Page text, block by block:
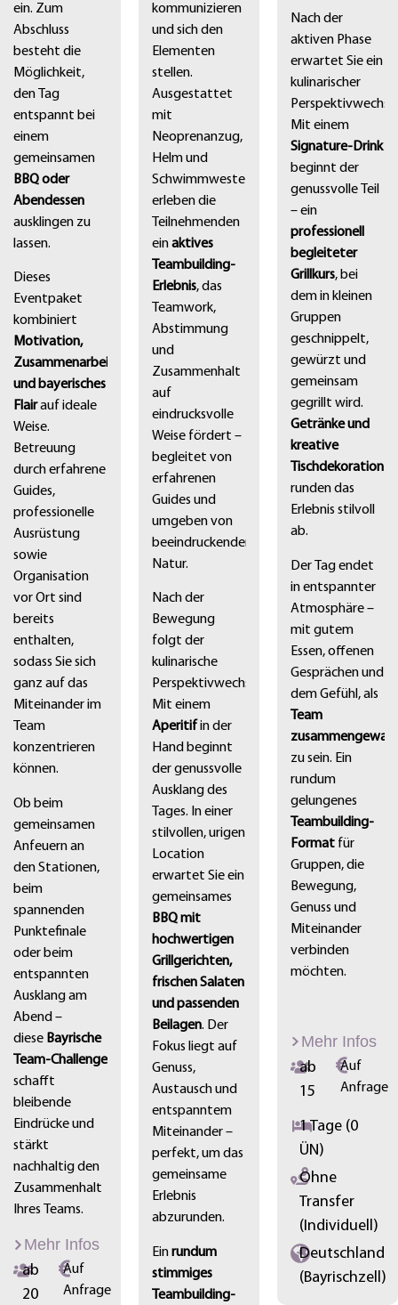
ein. Zum
Abschluss
besteht die
Möglichkeit,
den Tag
entspannt bei
einem
gemeinsamen
BBQ oder
Abendessen
ausklingen zu
lassen.
Dieses
Eventpaket
kombiniert
Motivation,
Zusammenarbeit
und bayerisches
Flairauf ideale
Weise.
Betreuung
durch erfahrene
Guides,
professionelle
Ausrüstung
sowie
Organisation
vor Ort sind
bereits
enthalten,
sodass Sie sich
ganz auf das
Miteinander im
Team
konzentrieren
können.
Ob beim
gemeinsamen
Anfeuern an
den Stationen,
beim
spannenden
Punktefinale
oder beim
entspannten
Ausklang am
Abend –
diese Bayrische
Team-Challenge
schafft
bleibende
Eindrücke und
stärkt
nachhaltig den
Zusammenhalt
Ihres Teams.
Mehr Infos
ab
20
Auf
Anfrage
kommunizieren
und sich den
Elementen
stellen.
Ausgestattet
mit
Neoprenanzug,
Helm und
Schwimmweste
erleben die
Teilnehmenden
einaktives
Teambuilding-
Erlebnis, das
Teamwork,
Abstimmung
und
Zusammenhalt
auf
eindrucksvolle
Weise fördert –
begleitet von
erfahrenen
Guides und
umgeben von
beeindruckender
Natur.
Nach der
Bewegung
folgt der
kulinarische
Perspektivwechsel:
Mit einem
Aperitifin der
Hand beginnt
der genussvolle
Ausklang des
Tages. In einer
stilvollen, urigen
Location
erwartet Sie ein
gemeinsames
BBQ mit
hochwertigen
Grillgerichten,
frischen Salaten
und passenden
Beilagen. Der
Fokus liegt auf
Genuss,
Austausch und
entspanntem
Miteinander –
perfekt, um das
gemeinsame
Erlebnis
abzurunden.
Einrundum
stimmiges
Teambuilding-
Nach der
aktiven Phase
erwartet Sie ein
kulinarischer
Mit einem
Signature-Drink
beginnt der
genussvolle Teil
– ein
professionell
begleiteter
Grillkurs, bei
dem in kleinen
Gruppen
geschnippelt,
gewürzt und
gemeinsam
gegrillt wird.
Getränke und
kreative
Tischdekoration
runden das
Erlebnis stilvoll
ab.
Der Tag endet
in entspannter
Atmosphäre –
mit gutem
Essen, offenen
Gesprächen und
dem Gefühl, als
Team
zu sein. Ein
rundum
gelungenes
Teambuilding-
Formatfür
Gruppen, die
Bewegung,
Genuss und
Miteinander
verbinden
möchten.
Mehr Infos
ab
15
Auf
Anfrage
1 Tage (0
ÜN)
Ohne
Transfer
(Individuell)
Deutschland
(Bayrischzell)